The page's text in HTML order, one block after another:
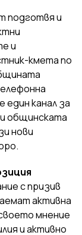
подготвя и
и
кмета по
канал за
общинската
нови
с призив
активна
мнение
и активно